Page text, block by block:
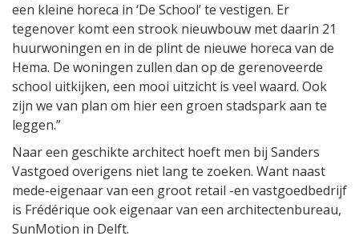
een kleine horeca in ‘De School’ te vestigen. Er
tegenover komt een strook nieuwbouw met daarin 21
huurwoningen en in de plint de nieuwe horeca van de
Hema. De woningen zullen dan op de gerenoveerde
school uitkijken, een mooi uitzicht is veel waard. Ook
zijn we van plan om hier een groen stadspark aan te
leggen.”
Naar een geschikte architect hoeft men bij Sanders
Vastgoed overigens niet lang te zoeken. Want naast
mede-eigenaar van een groot retail -en vastgoedbedrijf
is Frédérique ook eigenaar van een architectenbureau,
SunMotion in Delft.